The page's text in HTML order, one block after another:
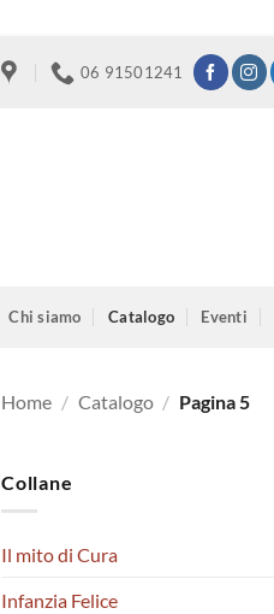
06 91501241
Chi siamo Catalogo Eventi
Home / Catalogo / Pagina 5
Collane
Il mito di Cura
Infanzia Felice